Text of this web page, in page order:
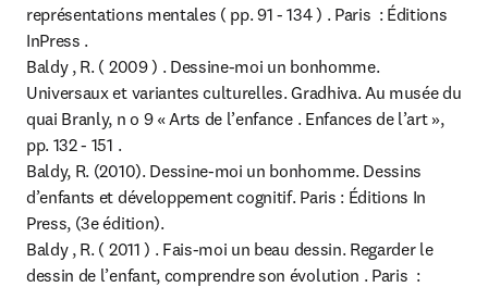
représentations mentales ( pp. 91 - 134 ) . Paris  : Éditions
InPress .
Baldy , R. ( 2009 ) . Dessine-moi un bonhomme.
Universaux et variantes culturelles. Gradhiva. Au musée du
quai Branly, n o 9 « Arts de l’enfance . Enfances de l’art »,
pp. 132 - 151 .
Baldy, R. (2010). Dessine-moi un bonhomme. Dessins
d’enfants et développement cognitif. Paris : Éditions In
Press, (3e édition).
Baldy , R. ( 2011 ) . Fais-moi un beau dessin. Regarder le
dessin de l’enfant, comprendre son évolution . Paris  :